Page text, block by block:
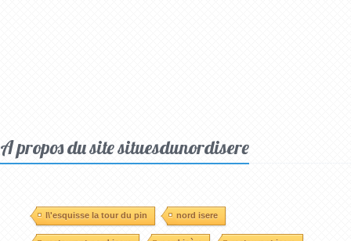
A propos du site situesdunordisere
l\'esquisse la tour du pin nord isere